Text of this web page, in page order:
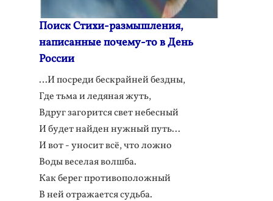
Поиск Стихи-размышления,
написанные почему-то в День
России
…И посреди бескрайней бездны,
Где тьма и ледяная жуть,
Вдруг загорится свет небесный
И будет найден нужный путь...
И вот - уносит всё, что ложно
Воды веселая волшба.
Как берег противоположный
В ней отражается судьба.